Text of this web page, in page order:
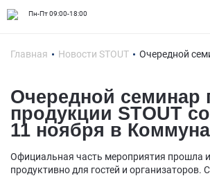
Пн-Пт 09:00-18:00
Главная Новости STOUT Очередной
Очередной семинар
продукции STOUT
11 ноября в
Официальная часть мероприятия прошла
продуктивно для гостей и